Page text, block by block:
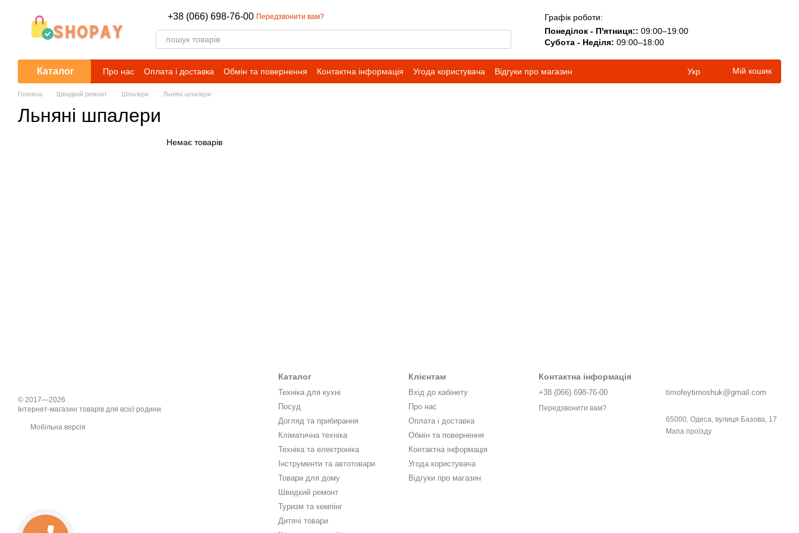
+38 (066) 698-76-00 Передзвонити вам?
Графік роботи:
Понеділок - П'ятниця:: 09:00–19:00
Субота - Неділя: 09:00–18:00
Каталог Про нас Оплата і доставка Обмін та повернення Контактна інформація Угода користувача Відгуки про магазин Укр Мій кошик
Головна Швидкий ремонт Шпалери Льняні шпалери
Льняні шпалери
Немає товарів
© 2017—2026
Інтернет-магазин товарів для всієї родини
Мобільна версія
Каталог
Техніка для кухні
Посуд
Догляд та прибирання
Кліматична техніка
Техніка та електроніка
Інструменти та автотовари
Товари для дому
Швидкий ремонт
Туризм та кемпінг
Дитячі товари
Клієнтам
Вхід до кабінету
Про нас
Оплата і доставка
Обмін та повернення
Контактна інформація
Угода користувача
Відгуки про магазин
Контактна інформація
+38 (066) 698-76-00
Передзвонити вам?
timofeytimoshuk@gmail.com
65000, Одеса, вулиця Базова, 17
Мапа проїзду